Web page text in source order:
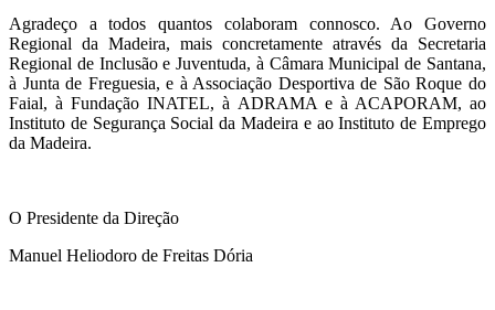
Agradeço a todos quantos colaboram connosco. Ao Governo
Regional da Madeira, mais concretamente através da Secretaria
Regional de Inclusão e Juventuda, à Câmara Municipal de Santana,
à Junta de Freguesia, e à Associação Desportiva de São Roque do
Faial, à Fundação INATEL, à ADRAMA e à ACAPORAM, ao
Instituto de Segurança Social da Madeira e ao Instituto de Emprego
da Madeira.
O Presidente da Direção
Manuel Heliodoro de Freitas Dória